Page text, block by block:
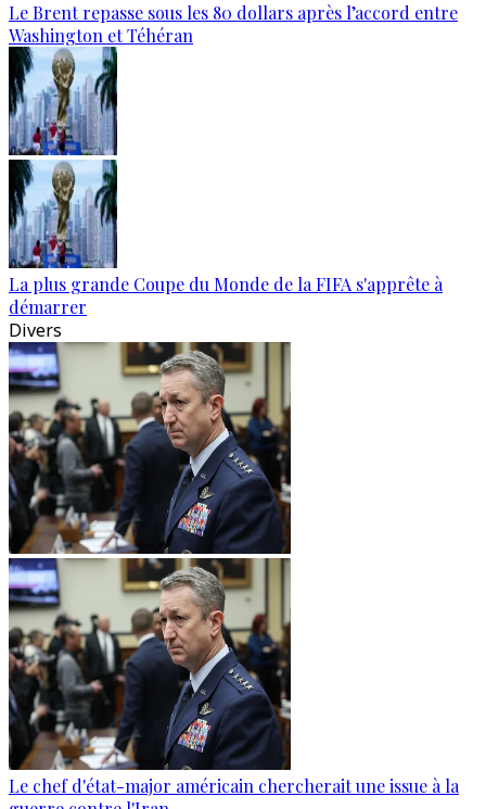
Le Brent repasse sous les 80 dollars après l’accord entre
Washington et Téhéran
La plus grande Coupe du Monde de la FIFA s'apprête à
démarrer
Divers
Le chef d'état-major américain chercherait une issue à la